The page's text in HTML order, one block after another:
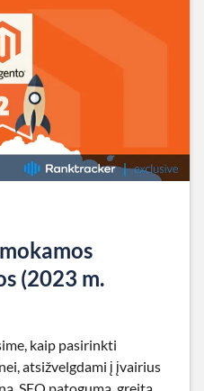
(2023 m.
kaip pasirinkti
atsižvelgdami į įvairius